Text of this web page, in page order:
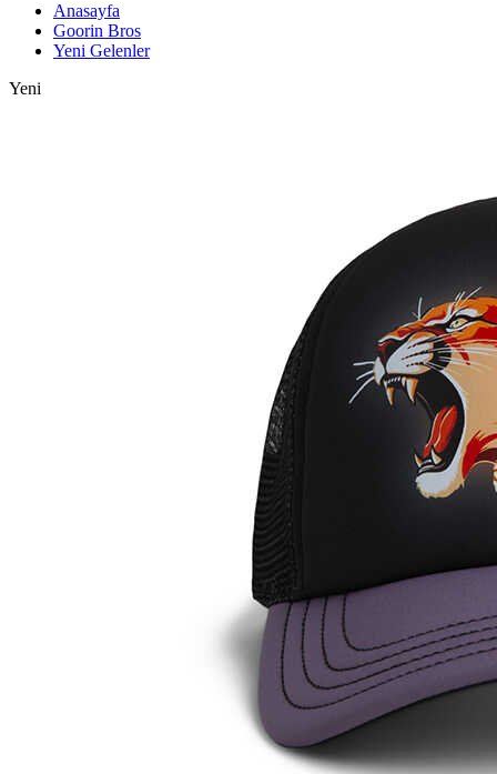
Anasayfa
Goorin Bros
Yeni Gelenler
Yeni